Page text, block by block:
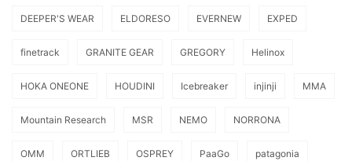
DEEPER'S WEAR ELDORESO EVERNEW EXPED
finetrack GRANITE GEAR GREGORY Helinox
HOKA ONEONE HOUDINI Icebreaker injinji MMA
Mountain Research MSR NEMO NORRONA
OMM ORTLIEB OSPREY PaaGo patagonia